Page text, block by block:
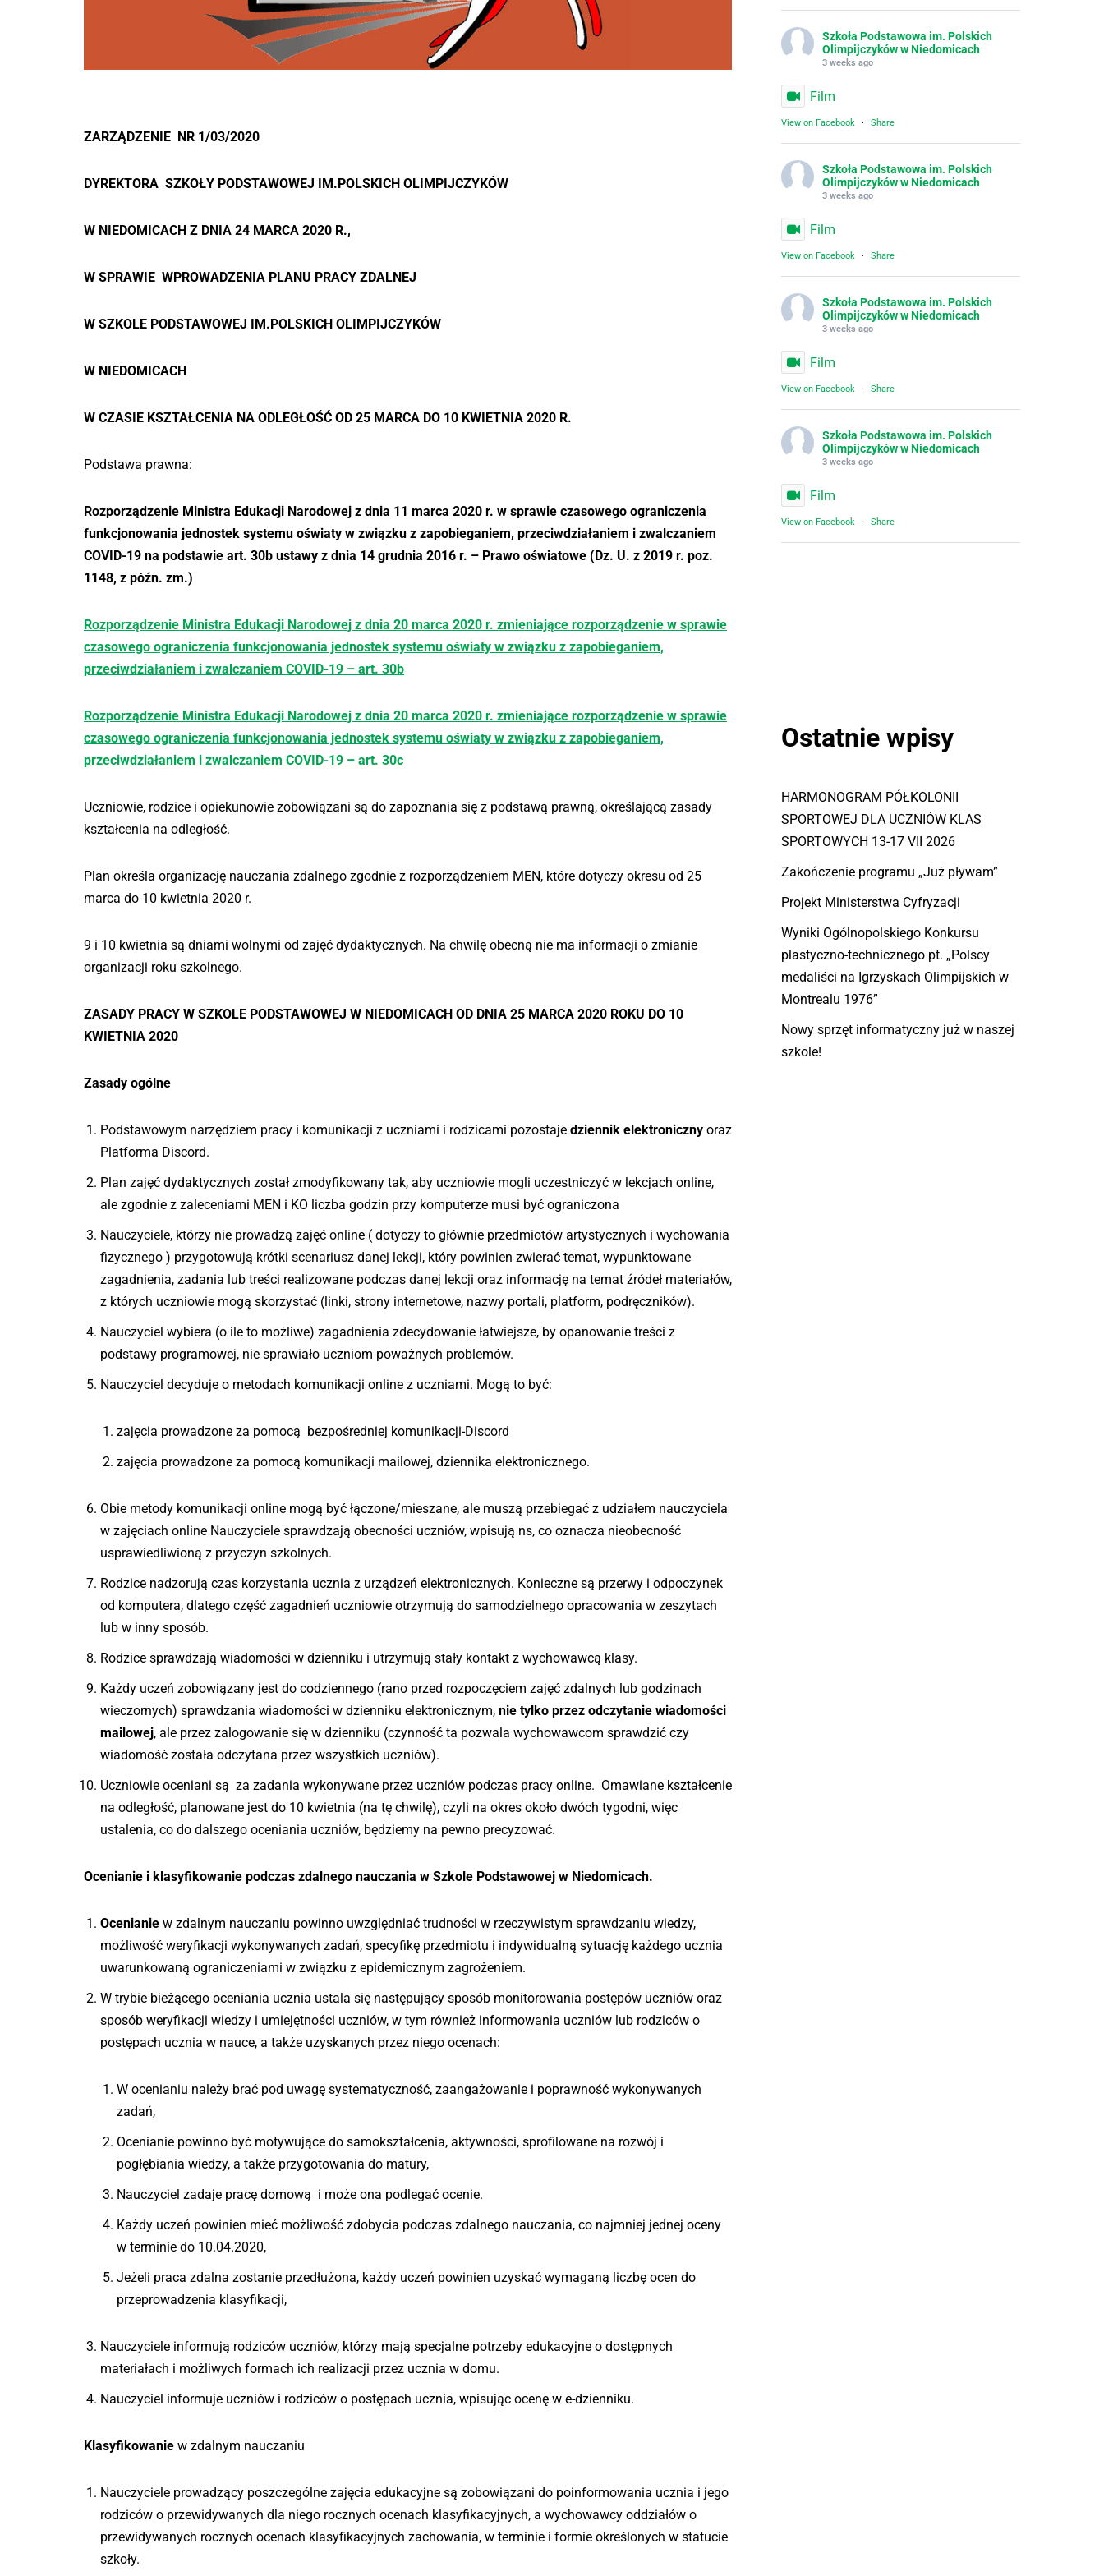
2016
2014
2013
2012
ZARZĄDZENIE NR 1/03/2020
DYREKTORA SZKOŁY PODSTAWOWEJ IM.POLSKICH OLIMPIJCZYKÓW
W NIEDOMICACH Z DNIA 24 MARCA 2020 R.,
W SPRAWIE WPROWADZENIA PLANU PRACY ZDALNEJ
W SZKOLE PODSTAWOWEJ IM.POLSKICH OLIMPIJCZYKÓW
W NIEDOMICACH
W CZASIE KSZTAŁCENIA NA ODLEGŁOŚĆ OD 25 MARCA DO 10 KWIETNIA 2020 R.
Podstawa prawna:
Rozporządzenie Ministra Edukacji Narodowej z dnia 11 marca 2020 r. w sprawie czasowego ograniczenia
funkcjonowania jednostek systemu oświaty w związku z zapobieganiem, przeciwdziałaniem i zwalczaniem
COVID-19 na podstawie art. 30b ustawy z dnia 14 grudnia 2016 r. – Prawo oświatowe (Dz. U. z 2019 r. poz.
1148, z późn. zm.)
Rozporządzenie Ministra Edukacji Narodowej z dnia 20 marca 2020 r. zmieniające rozporządzenie w sprawie
czasowego ograniczenia funkcjonowania jednostek systemu oświaty w związku z zapobieganiem,
przeciwdziałaniem i zwalczaniem COVID-19 – art. 30b
Rozporządzenie Ministra Edukacji Narodowej z dnia 20 marca 2020 r. zmieniające rozporządzenie w sprawie
czasowego ograniczenia funkcjonowania jednostek systemu oświaty w związku z zapobieganiem,
przeciwdziałaniem i zwalczaniem COVID-19 – art. 30c
Uczniowie, rodzice i opiekunowie zobowiązani są do zapoznania się z podstawą prawną, określającą zasady
kształcenia na odległość.
Plan określa organizację nauczania zdalnego zgodnie z rozporządzeniem MEN, które dotyczy okresu od 25
marca do 10 kwietnia 2020 r.
9 i 10 kwietnia są dniami wolnymi od zajęć dydaktycznych. Na chwilę obecną nie ma informacji o zmianie
organizacji roku szkolnego.
ZASADY PRACY W SZKOLE PODSTAWOWEJ W NIEDOMICACH OD DNIA 25 MARCA 2020 ROKU DO 10
KWIETNIA 2020
Zasady ogólne
Podstawowym narzędziem pracy i komunikacji z uczniami i rodzicami pozostaje dziennik elektroniczny oraz
Platforma Discord.
Plan zajęć dydaktycznych został zmodyfikowany tak, aby uczniowie mogli uczestniczyć w lekcjach online,
ale zgodnie z zaleceniami MEN i KO liczba godzin przy komputerze musi być ograniczona
Nauczyciele, którzy nie prowadzą zajęć online ( dotyczy to głównie przedmiotów artystycznych i wychowania
fizycznego ) przygotowują krótki scenariusz danej lekcji, który powinien zwierać temat, wypunktowane
zagadnienia, zadania lub treści realizowane podczas danej lekcji oraz informację na temat źródeł materiałów,
z których uczniowie mogą skorzystać (linki, strony internetowe, nazwy portali, platform, podręczników).
Nauczyciel wybiera (o ile to możliwe) zagadnienia zdecydowanie łatwiejsze, by opanowanie treści z
podstawy programowej, nie sprawiało uczniom poważnych problemów.
Nauczyciel decyduje o metodach komunikacji online z uczniami. Mogą to być:
zajęcia prowadzone za pomocą bezpośredniej komunikacji-Discord
zajęcia prowadzone za pomocą komunikacji mailowej, dziennika elektronicznego.
Obie metody komunikacji online mogą być łączone/mieszane, ale muszą przebiegać z udziałem nauczyciela
w zajęciach online Nauczyciele sprawdzają obecności uczniów, wpisują ns, co oznacza nieobecność
usprawiedliwioną z przyczyn szkolnych.
Rodzice nadzorują czas korzystania ucznia z urządzeń elektronicznych. Konieczne są przerwy i odpoczynek
od komputera, dlatego część zagadnień uczniowie otrzymują do samodzielnego opracowania w zeszytach
lub w inny sposób.
Rodzice sprawdzają wiadomości w dzienniku i utrzymują stały kontakt z wychowawcą klasy.
Każdy uczeń zobowiązany jest do codziennego (rano przed rozpoczęciem zajęć zdalnych lub godzinach
wieczornych) sprawdzania wiadomości w dzienniku elektronicznym, nie tylko przez odczytanie wiadomości
mailowej, ale przez zalogowanie się w dzienniku (czynność ta pozwala wychowawcom sprawdzić czy
wiadomość została odczytana przez wszystkich uczniów).
Uczniowie oceniani są za zadania wykonywane przez uczniów podczas pracy online. Omawiane kształcenie
na odległość, planowane jest do 10 kwietnia (na tę chwilę), czyli na okres około dwóch tygodni, więc
ustalenia, co do dalszego oceniania uczniów, będziemy na pewno precyzować.
Ocenianie i klasyfikowanie podczas zdalnego nauczania w Szkole Podstawowej w Niedomicach.
Ocenianie w zdalnym nauczaniu powinno uwzględniać trudności w rzeczywistym sprawdzaniu wiedzy,
możliwość weryfikacji wykonywanych zadań, specyfikę przedmiotu i indywidualną sytuację każdego ucznia
uwarunkowaną ograniczeniami w związku z epidemicznym zagrożeniem.
W trybie bieżącego oceniania ucznia ustala się następujący sposób monitorowania postępów uczniów oraz
sposób weryfikacji wiedzy i umiejętności uczniów, w tym również informowania uczniów lub rodziców o
postępach ucznia w nauce, a także uzyskanych przez niego ocenach:
W ocenianiu należy brać pod uwagę systematyczność, zaangażowanie i poprawność wykonywanych
zadań,
Ocenianie powinno być motywujące do samokształcenia, aktywności, sprofilowane na rozwój i
pogłębiania wiedzy, a także przygotowania do matury,
Nauczyciel zadaje pracę domową i może ona podlegać ocenie.
Każdy uczeń powinien mieć możliwość zdobycia podczas zdalnego nauczania, co najmniej jednej oceny
w terminie do 10.04.2020,
Jeżeli praca zdalna zostanie przedłużona, każdy uczeń powinien uzyskać wymaganą liczbę ocen do
przeprowadzenia klasyfikacji,
Nauczyciele informują rodziców uczniów, którzy mają specjalne potrzeby edukacyjne o dostępnych
materiałach i możliwych formach ich realizacji przez ucznia w domu.
Nauczyciel informuje uczniów i rodziców o postępach ucznia, wpisując ocenę w e-dzienniku.
Klasyfikowanie w zdalnym nauczaniu
Nauczyciele prowadzący poszczególne zajęcia edukacyjne są zobowiązani do poinformowania ucznia i jego
rodziców o przewidywanych dla niego rocznych ocenach klasyfikacyjnych, a wychowawcy oddziałów o
przewidywanych rocznych ocenach klasyfikacyjnych zachowania, w terminie i formie określonych w statucie
szkoły.
Szkoła Podstawowa im. Polskich
Olimpijczyków w Niedomicach
3 weeks ago
Film
View on Facebook · Share
Szkoła Podstawowa im. Polskich
Olimpijczyków w Niedomicach
3 weeks ago
Film
View on Facebook · Share
Szkoła Podstawowa im. Polskich
Olimpijczyków w Niedomicach
3 weeks ago
Film
View on Facebook · Share
Szkoła Podstawowa im. Polskich
Olimpijczyków w Niedomicach
3 weeks ago
Film
View on Facebook · Share
Ostatnie wpisy
HARMONOGRAM PÓŁKOLONII
SPORTOWEJ DLA UCZNIÓW KLAS
SPORTOWYCH 13-17 VII 2026
Zakończenie programu „Już pływam”
Projekt Ministerstwa Cyfryzacji
Wyniki Ogólnopolskiego Konkursu
plastyczno-technicznego pt. „Polscy
medaliści na Igrzyskach Olimpijskich w
Montrealu 1976”
Nowy sprzęt informatyczny już w naszej
szkole!